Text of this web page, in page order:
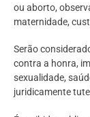
ou aborto,
maternidade,
Serão
contra a honra,
sexualidade,
juridicamente